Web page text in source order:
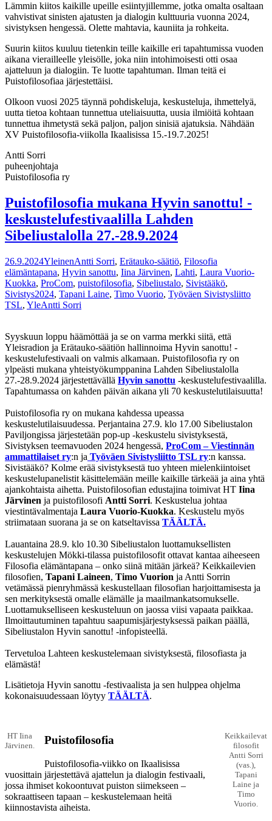
Lämmin kiitos kaikille upeille esiintyjillemme, jotka omalta osaltaan
vahvistivat sinisten ajatusten ja dialogin kulttuuria vuonna 2024,
sivistyksen hengessä. Olette mahtavia, kauniita ja rohkeita.
Suurin kiitos kuuluu tietenkin teille kaikille eri tapahtumissa vuoden
aikana vierailleelle yleisölle, joka niin intohimoisesti otti osaa
ajatteluun ja dialogiin. Te luotte tapahtuman. Ilman teitä ei
Puistofilosofiaa järjestettäisi.
Olkoon vuosi 2025 täynnä pohdiskeluja, keskusteluja, ihmettelyä,
uutta tietoa kohtaan tunnettua uteliaisuutta, uusia ilmiöitä kohtaan
tunnettua ihmetystä sekä paljon, paljon sinisiä ajatuksia. Nähdään
XV Puistofilosofia-viikolla Ikaalisissa 15.-19.7.2025!
Antti Sorri
puheenjohtaja
Puistofilosofia ry
Puistofilosofia mukana Hyvin sanottu! -
keskustelufestivaalilla Lahden
Sibeliustalolla 27.-28.9.2024
26.9.2024YleinenAntti Sorri, Erätauko-säätiö, Filosofia
elämäntapana, Hyvin sanottu, Iina Järvinen, Lahti, Laura Vuorio-
Kuokka, ProCom, puistofilosofia, Sibeliustalo, Sivistääkö,
Sivistys2024, Tapani Laine, Timo Vuorio, Työväen Sivistysliitto
TSL, YleAntti Sorri
Syyskuun loppu häämöttää ja se on varma merkki siitä, että
Yleisradion ja Erätauko-säätiön hallinnoima Hyvin sanottu! -
keskustelufestivaali on valmis alkamaan. Puistofilosofia ry on
ylpeästi mukana yhteistyökumppanina Lahden Sibeliustalolla
27.-28.9.2024 järjestettävällä Hyvin sanottu -keskustelufestivaalilla.
Tapahtumassa on kahden päivän aikana yli 70 keskustelutilaisuutta!
Puistofilosofia ry on mukana kahdessa upeassa
keskustelutilaisuudessa. Perjantaina 27.9. klo 17.00 Sibeliustalon
Paviljongissa järjestetään pop-up -keskustelu sivistyksestä,
Sivistyksen teemavuoden 2024 hengessä, ProCom – Viestinnän
ammattilaiset ry:n ja Työväen Sivistysliitto TSL ry:n kanssa.
Sivistääkö? Kolme erää sivistyksestä tuo yhteen mielenkiintoiset
keskustelupanelistit käsittelemään meille kaikille tärkeää ja aina yhtä
ajankohtaista aihetta. Puistofilosofian edustajina toimivat HT Iina
Järvinen ja puistofilosofi Antti Sorri. Keskustelua johtaa
viestintävalmentaja Laura Vuorio-Kuokka. Keskustelu myös
striimataan suorana ja se on katseltavissa TÄÄLTÄ.
Lauantaina 28.9. klo 10.30 Sibeliustalon luottamuksellisten
keskustelujen Mökki-tilassa puistofilosofit ottavat kantaa aiheeseen
Filosofia elämäntapana – onko siinä mitään järkeä? Keikkailevien
filosofien, Tapani Laineen, Timo Vuorion ja Antti Sorrin
vetämässä pienryhmässä keskustellaan filosofian harjoittamisesta ja
sen merkityksestä omalle elämälle ja maailmankatsomukselle.
Luottamukselliseen keskusteluun on jaossa viisi vapaata paikkaa.
Ilmoittautuminen tapahtuu saapumisjärjestyksessä paikan päällä,
Sibeliustalon Hyvin sanottu! -infopisteellä.
Tervetuloa Lahteen keskustelemaan sivistyksestä, filosofiasta ja
elämästä!
Lisätietoja Hyvin sanottu -festivaalista ja sen hulppea ohjelma
kokonaisuudessaan löytyy TÄÄLTÄ.
HT Iina
Järvinen.
Keikkailevat
filosofit
Antti Sorri
(vas.),
Tapani
Laine ja
Timo
Vuorio.
Puistofilosofia
Puistofilosofia-viikko on Ikaalisissa
vuosittain järjestettävä ajattelun ja dialogin festivaali,
jossa ihmiset kokoontuvat puiston siimekseen –
sokraattiseen tapaan – keskustelemaan heitä
kiinnostavista aiheista.